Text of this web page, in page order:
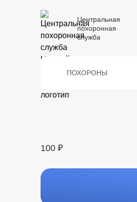
Центральная
похоронная
служба
ПОХОРОНЫ
100 ₽